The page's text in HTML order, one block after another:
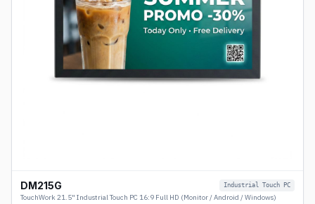
DM215G Industrial Touch PC
TouchWork 21.5" Industrial Touch PC 16:9 Full HD (Monitor / Android / Windows)